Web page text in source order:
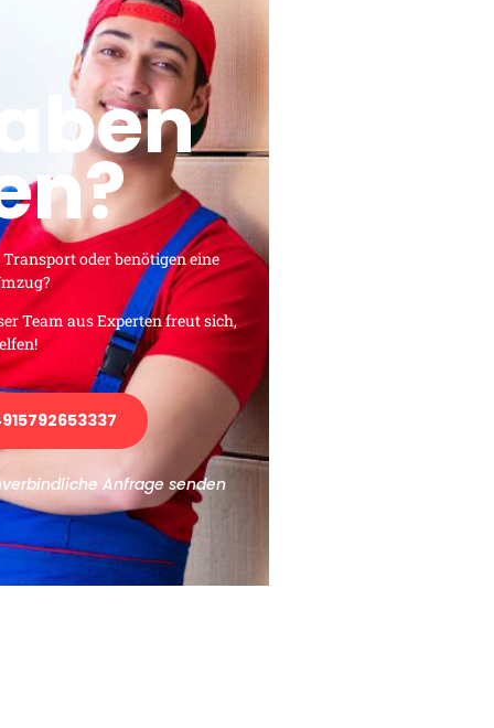
Transport oder benötigen eine
Team aus Experten freut sich,
Anfrage senden